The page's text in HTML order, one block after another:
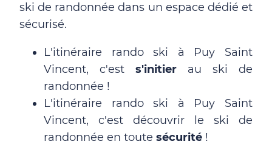
ski de randonnée dans un espace dédié et
sécurisé.
L'itinéraire rando ski à Puy Saint
Vincent, c'est s'initier au ski de
randonnée !
L'itinéraire rando ski à Puy Saint
Vincent, c'est découvrir le ski de
randonnée en toute sécurité !